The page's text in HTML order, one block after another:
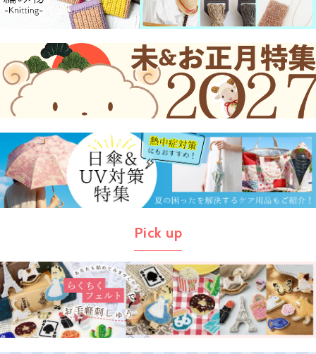
Pick up